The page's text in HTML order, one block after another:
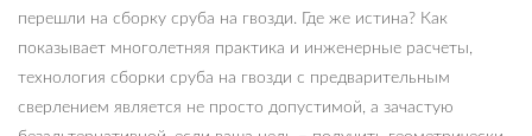
перешли на сборку сруба на гвозди. Где же истина? Как
показывает многолетняя практика и инженерные расчеты,
технология сборки сруба на гвозди с предварительным
сверлением является не просто допустимой, а зачастую